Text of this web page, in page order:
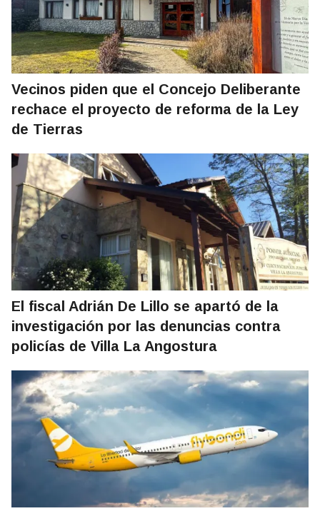
Vecinos piden que el Concejo Deliberante
rechace el proyecto de reforma de la Ley
de Tierras
El fiscal Adrián De Lillo se apartó de la
investigación por las denuncias contra
policías de Villa La Angostura